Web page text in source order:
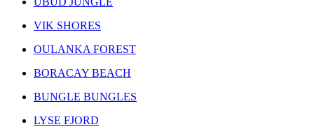
VIK SHORES
OULANKA FOREST
BORACAY BEACH
BUNGLE BUNGLES
LYSE FJORD